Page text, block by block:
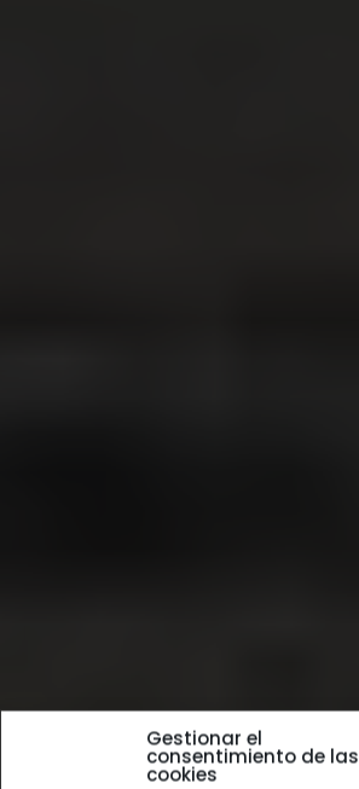
Gestionar el
consentimiento de las
cookies